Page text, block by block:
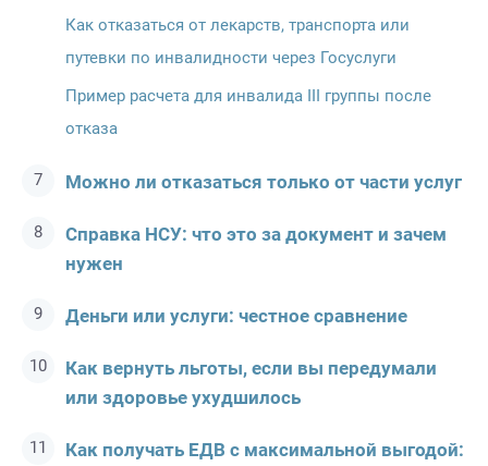
Как отказаться от лекарств, транспорта или
путевки по инвалидности через Госуслуги
Пример расчета для инвалида III группы после
отказа
Можно ли отказаться только от части услуг
Справка НСУ: что это за документ и зачем
нужен
Деньги или услуги: честное сравнение
Как вернуть льготы, если вы передумали
или здоровье ухудшилось
Как получать ЕДВ с максимальной выгодой: